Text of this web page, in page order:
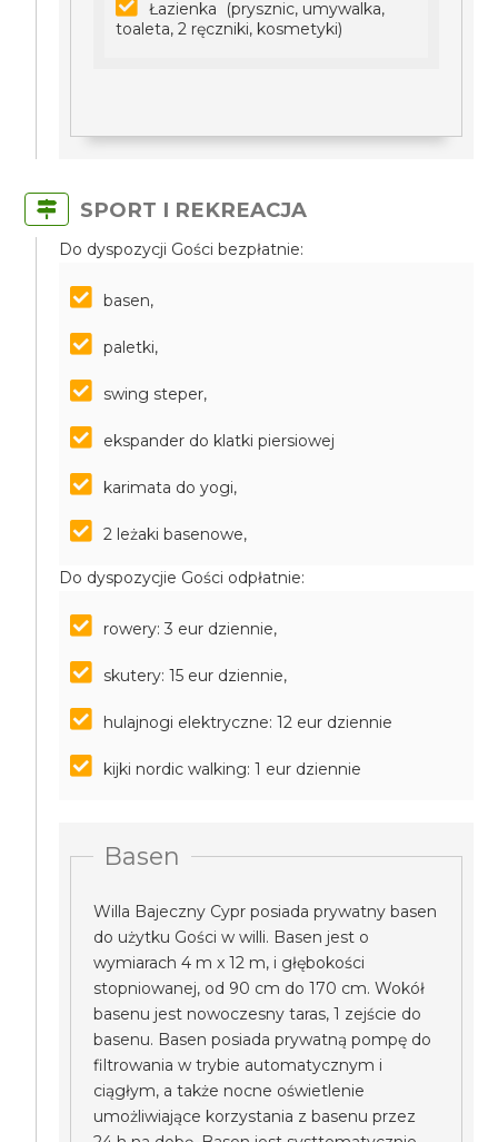
Łazienka (prysznic, umywalka,
toaleta, 2 ręczniki, kosmetyki)
SPORT I REKREACJA
Do dyspozycji Gości bezpłatnie:
basen,
paletki,
swing steper,
ekspander do klatki piersiowej
karimata do yogi,
2 leżaki basenowe,
Do dyspozycjie Gości odpłatnie:
rowery: 3 eur dziennie,
skutery: 15 eur dziennie,
hulajnogi elektryczne: 12 eur dziennie
kijki nordic walking: 1 eur dziennie
Basen
Willa Bajeczny Cypr posiada prywatny basen
do użytku Gości w willi. Basen jest o
wymiarach 4 m x 12 m, i głębokości
stopniowanej, od 90 cm do 170 cm. Wokół
basenu jest nowoczesny taras, 1 zejście do
basenu. Basen posiada prywatną pompę do
filtrowania w trybie automatycznym i
ciągłym, a także nocne oświetlenie
umożliwiające korzystania z basenu przez